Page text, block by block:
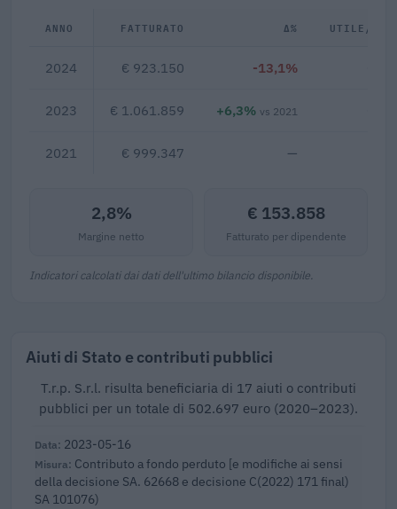
ANNO FATTURATO Δ% UTILE/
2024 € 923.150 -13,1%
2023 € 1.061.859 +6,3% vs 2021
2021 € 999.347 —
2,8%
Margine netto
€ 153.858
Fatturato per dipendente
Indicatori calcolati dai dati dell'ultimo bilancio disponibile.
Aiuti di Stato e contributi pubblici
T.r.p. S.r.l. risulta beneficiaria di 17 aiuti o contributi
pubblici per un totale di 502.697 euro (2020–2023).
2023-05-16
Contributo a fondo perduto [e modifiche ai sensi
della decisione SA. 62668 e decisione C(2022) 171 final)
SA 101076)